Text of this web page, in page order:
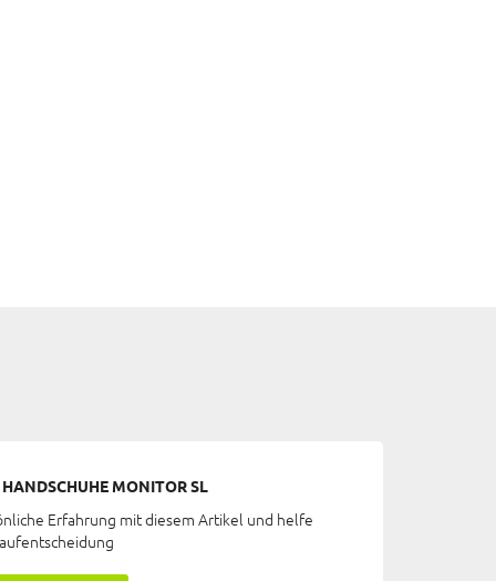
MONITOR SL
Erfahrung mit diesem Artikel und helfe